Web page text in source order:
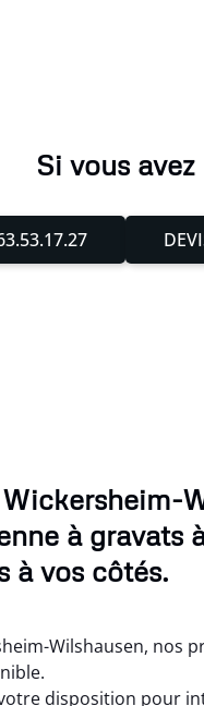
Si vous
à gravats
à vos côtés.
Wilshausen, nos
disposition pour